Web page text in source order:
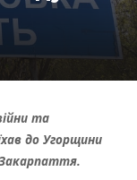
та
до Угорщини
Закарпаття.